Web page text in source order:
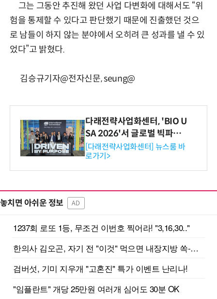
그는 그동안 추진해 왔던 사업 다변화에 대해서도 “위
험을 통제할 수 있다고 판단했기 때문에 진출했던 것으
로 남들이 하지 않는 분야에서 오히려 큰 성과를 낼 수 있
었다”고 밝혔다.
김승규기자@전자신문, seung@
다래전략사업화센터, 'BIO U
SA 2026'서 글로벌 빅파마
와의 비즈니스 미팅 지원…K
-바이오 해외 진출 교두보 확
보
[다래전략사업화센터] 뉴스룸 바
로가기>
놓치면 아쉬운 정보 AD